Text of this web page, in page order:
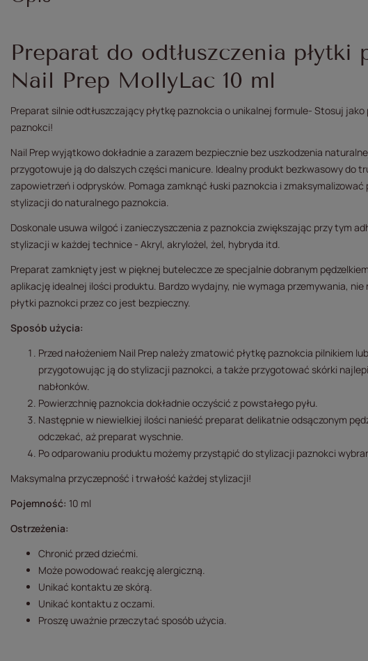
Preparat do odtłuszczenia płytki
Nail Prep MollyLac 10 ml
Preparat silnie odtłuszczający płytkę paznokcia o unikalnej formule- Stosuj
paznokci!
Nail Prep wyjątkowo dokładnie a zarazem bezpiecznie bez uszkodzenia
przygotowuje ją do dalszych części manicure. Idealny produkt bezkwasowy do
zapowietrzeń i odprysków. Pomaga zamknąć łuski paznokcia i
stylizacji do naturalnego paznokcia.
Doskonale usuwa wilgoć i zanieczyszczenia z paznokcia zwiększając przy tym
stylizacji w każdej technice - Akryl, akrylożel, żel, hybryda itd.
Preparat zamknięty jest w pięknej buteleczce ze specjalnie dobranym
aplikację idealnej ilości produktu. Bardzo wydajny, nie wymaga przemywania,
płytki paznokci przez co jest bezpieczny.
Sposób użycia:
Przed nałożeniem Nail Prep należy zmatowić płytkę paznokcia pilnikiem
przygotowując ją do stylizacji paznokci, a także przygotować skórki
nabłonków.
Powierzchnię paznokcia dokładnie oczyścić z powstałego pyłu.
Następnie w niewielkiej ilości nanieść preparat delikatnie odsączonym
odczekać, aż preparat wyschnie.
Po odparowaniu produktu możemy przystąpić do stylizacji paznokci
Maksymalna przyczepność i trwałość każdej stylizacji!
Pojemność: 10 ml
Ostrzeżenia:
Chronić przed dziećmi.
Może powodować reakcję alergiczną.
Unikać kontaktu ze skórą.
Unikać kontaktu z oczami.
Proszę uważnie przeczytać sposób użycia.